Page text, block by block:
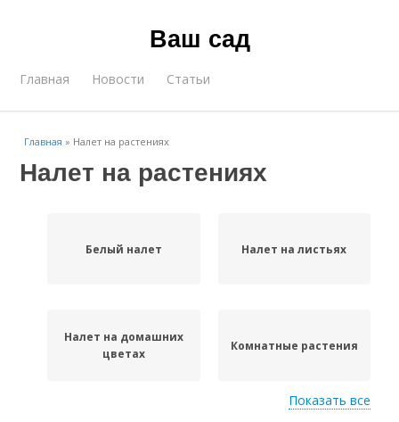
Ваш сад
Главная Новости Статьи
Главная » Налет на растениях
Налет на растениях
Белый налет Налет на листьях
Налет на домашних
цветах
Комнатные растения
Показать все